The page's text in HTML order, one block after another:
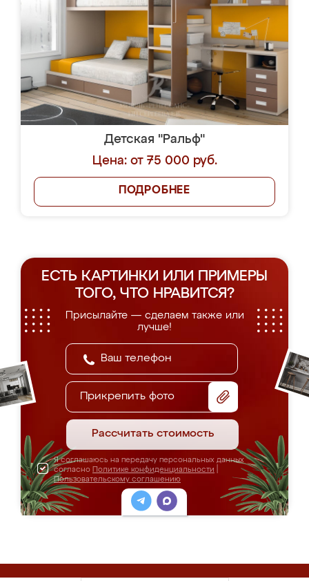
Детская "Ральф"
Цена: от 75 000 руб.
ПОДРОБНЕЕ
ЕСТЬ КАРТИНКИ ИЛИ ПРИМЕРЫ
ТОГО, ЧТО НРАВИТСЯ?
Присылайте — сделаем также или
лучше!
Прикрепить фото
Рассчитать стоимость
Я соглашаюсь на передачу персональных данных
согласно Политике конфиденциальности
Пользовательскому соглашению